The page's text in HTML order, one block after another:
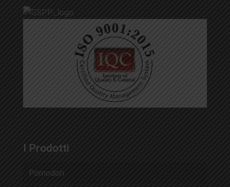
I Prodotti
Pomodori